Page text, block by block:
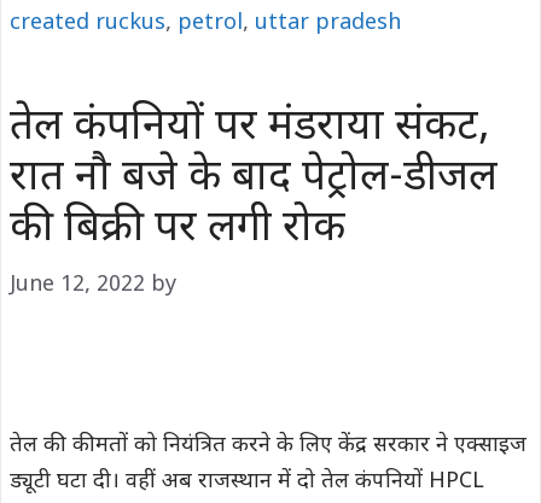
created ruckus, petrol, uttar pradesh
तेल कंपनियों पर मंडराया संकट,
रात नौ बजे के बाद पेट्रोल-डीजल
की बिक्री पर लगी रोक
June 12, 2022 by
तेल की कीमतों को नियंत्रित करने के लिए केंद्र सरकार ने एक्साइज
ड्यूटी घटा दी। वहीं अब राजस्थान में दो तेल कंपनियाें HPCL